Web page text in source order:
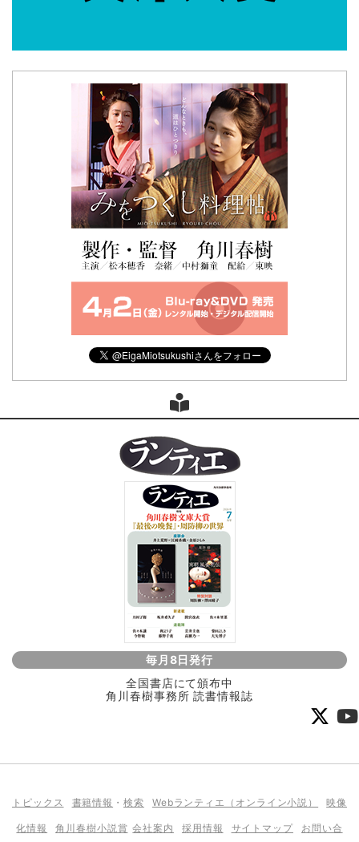
毎月8日発行
全国書店にて頒布中
角川春樹事務所 読書情報誌
トピックス 書籍情報 ・検索 Webランティエ（オンライン小説） 映像
化情報 角川春樹小説賞 会社案内 採用情報 サイトマップ お問い合